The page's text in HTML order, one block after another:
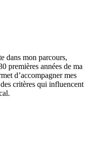
dans mon parcours,
premières années de ma
d’accompagner mes
critères qui influencent